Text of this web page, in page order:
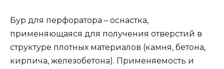
Бур для перфоратора – оснастка,
применяющаяся для получения отверстий в
структуре плотных материалов (камня, бетона,
кирпича, железобетона). Применяемость и